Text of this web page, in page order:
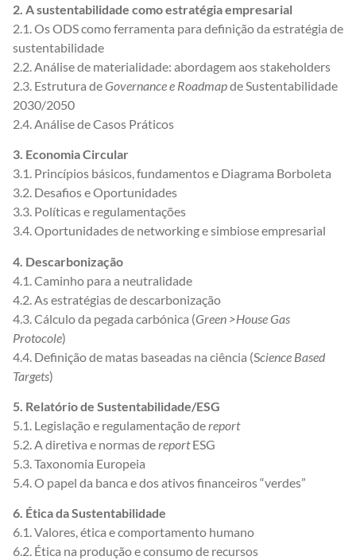
2. A sustentabilidade comoestratégia empresarial
2.1. Os ODS como ferramenta para definição da estratégia de
sustentabilidade
2.2. Análise de materialidade: abordagem aos stakeholders
2.3. Estrutura deGovernance e Roadmapde Sustentabilidade
2030/2050
2.4. Análise de Casos Práticos
3. Economia Circular
3.1. Princípios básicos, fundamentos e Diagrama Borboleta
3.2. Desafios e Oportunidades
3.3. Políticas e regulamentações
3.4. Oportunidades de networking e simbiose empresarial
4. Descarbonização
4.1. Caminho para a neutralidade
4.2. As estratégias de descarbonização
4.3. Cálculo da pegada carbónica (Green >House Gas
Protocole)
4.4. Definição de matas baseadas na ciência (Science Based
Targets)
5. Relatório de Sustentabilidade/ESG
5.1. Legislação e regulamentação dereport
5.2. A diretiva e normas dereportESG
5.3. Taxonomia Europeia
5.4. O papel da banca e dos ativos financeiros “verdes”
6. Ética da Sustentabilidade
6.1. Valores, ética e comportamento humano
6.2. Ética na produção e consumo de recursos